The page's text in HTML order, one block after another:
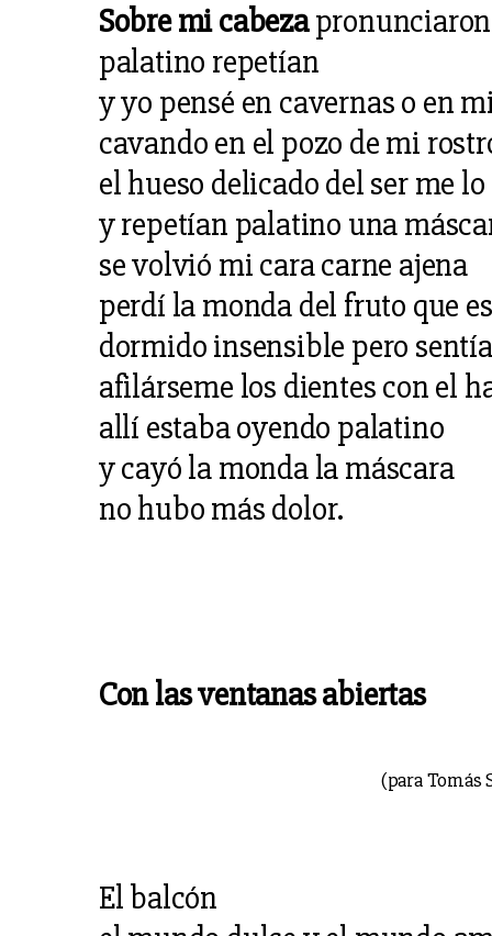
Sobre mi cabeza
palatino repetían
y yo pensé en cavernas o en
cavando en el pozo de mi
el hueso delicado del ser me
y repetían palatino una
se volvió mi cara carne ajena
perdí la monda del fruto que
dormido insensible pero sentía
afilárseme los dientes con el
allí estaba oyendo palatino
y cayó la monda la máscara
no hubo más dolor.
Con las ventanas abiertas
(para Tomás
El balcón